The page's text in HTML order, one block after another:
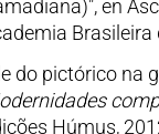
en
do pictórico na
Húmus,